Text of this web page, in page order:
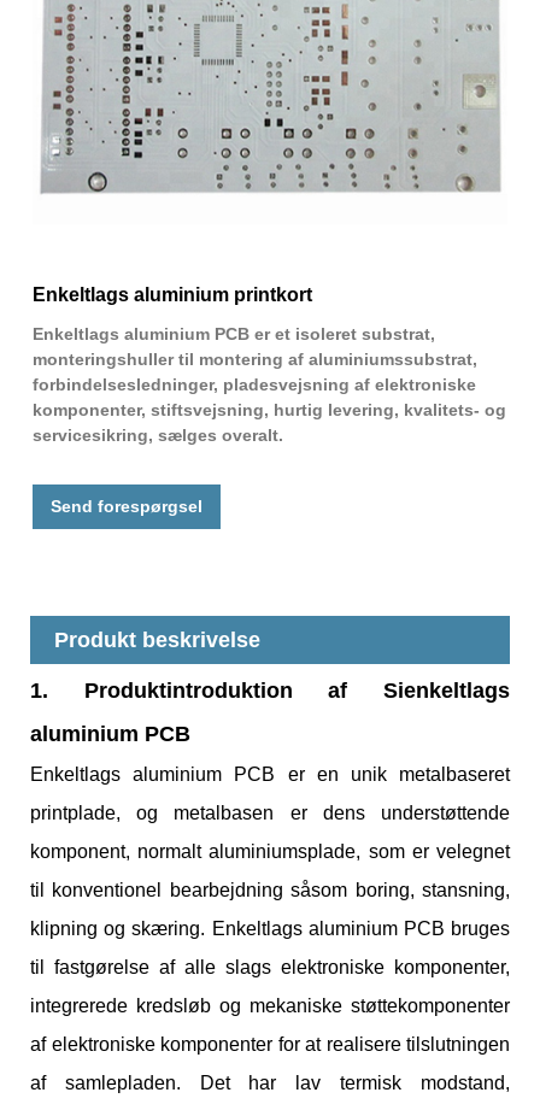
Enkeltlags aluminium printkort
Enkeltlags aluminium PCB er et isoleret substrat,
monteringshuller til montering af aluminiumssubstrat,
forbindelsesledninger, pladesvejsning af elektroniske
komponenter, stiftsvejsning, hurtig levering, kvalitets- og
servicesikring, sælges overalt.
Send forespørgsel
Produkt beskrivelse
1. Produktintroduktion af Sienkeltlags
aluminium PCB
Enkeltlags aluminium PCB er en unik metalbaseret
printplade, og metalbasen er dens understøttende
komponent, normalt aluminiumsplade, som er velegnet
til konventionel bearbejdning såsom boring, stansning,
klipning og skæring. Enkeltlags aluminium PCB bruges
til fastgørelse af alle slags elektroniske komponenter,
integrerede kredsløb og mekaniske støttekomponenter
af elektroniske komponenter for at realisere tilslutningen
af ​​samlepladen. Det har lav termisk modstand,